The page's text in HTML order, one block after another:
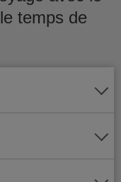
temps de